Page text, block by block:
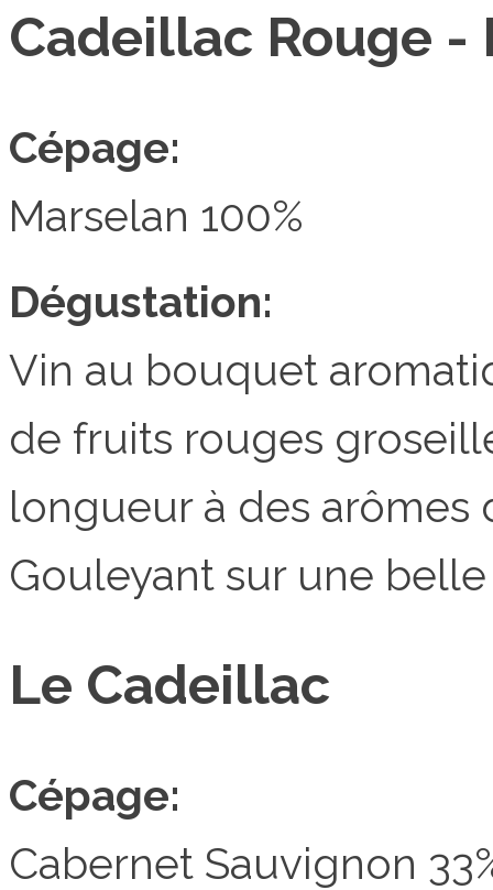
Cadeillac Rouge -
Cépage:
Marselan 100%
Dégustation:
Vin au bouquet
de fruits rouges
longueur à des arômes
Gouleyant sur une
Le Cadeillac
Cépage:
Cabernet Sauvignon